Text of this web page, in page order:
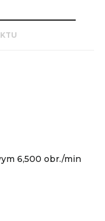
6,500 obr./min